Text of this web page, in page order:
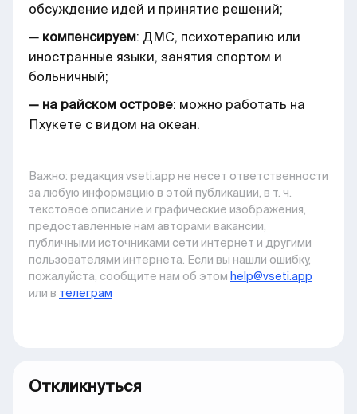
обсуждение идей и принятие решений;
— компенсируем: ДМС, психотерапию или
иностранные языки, занятия спортом и
больничный;
— на райском острове: можно работать на
Пхукете с видом на океан.
Важно: pедакция vseti.app не несет ответственности
за любую информацию в этой публикации, в т. ч.
текстовое описание и графические изображения,
предоставленные нам авторами вакансии,
публичными источниками сети интернет и другими
пользователями интернета. Если вы нашли ошибку,
пожалуйста, сообщите нам об этом help@vseti.app
или в телеграм
Откликнуться